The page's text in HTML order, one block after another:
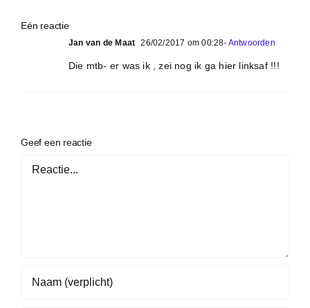
Eén reactie
Jan van de Maat 26/02/2017 om 00:28- Antwoorden
Die mtb- er was ik , zei nog ik ga hier linksaf !!!
Geef een reactie
Reactie